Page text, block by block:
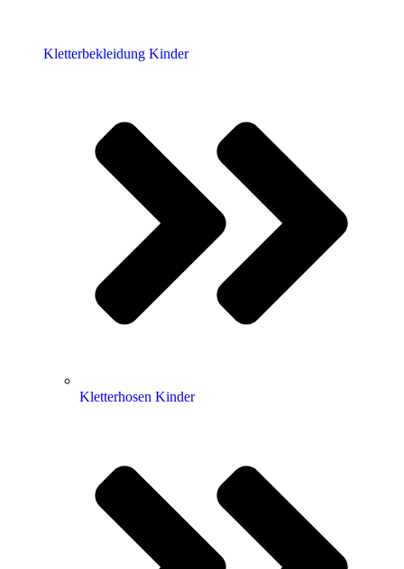
Kletterbekleidung Kinder
Kletterhosen Kinder